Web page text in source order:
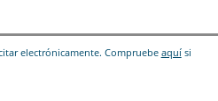
electrónicamente. Compruebe aquísi